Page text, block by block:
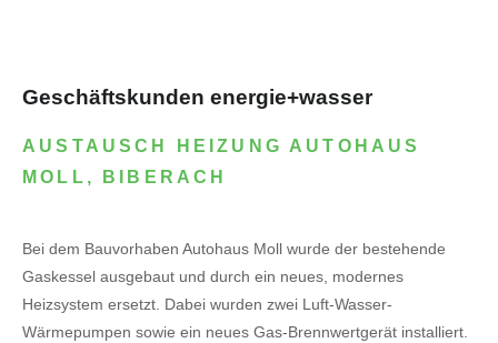
Geschäftskunden energie+wasser
AUSTAUSCH HEIZUNG AUTOHAUS
MOLL, BIBERACH
Bei dem Bauvorhaben Autohaus Moll wurde der bestehende
Gaskessel ausgebaut und durch ein neues, modernes
Heizsystem ersetzt. Dabei wurden zwei Luft-Wasser-
Wärmepumpen sowie ein neues Gas-Brennwertgerät installiert.